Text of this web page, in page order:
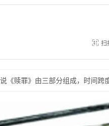
扫
《赎罪》由三部分组成，时间跨